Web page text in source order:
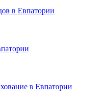
в Евпатории
в Евпатории